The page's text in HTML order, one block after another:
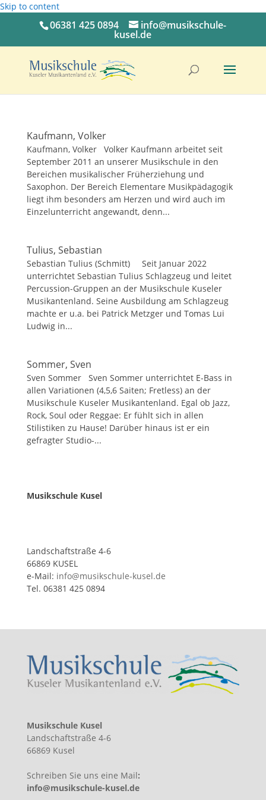
Skip to content
06381 425 0894 info@musikschule-
kusel.de
Kaufmann, Volker
Kaufmann, Volker Volker Kaufmann arbeitet seit
September 2011 an unserer Musikschule in den
Bereichen musikalischer Früherziehung und
Saxophon. Der Bereich Elementare Musikpädagogik
liegt ihm besonders am Herzen und wird auch im
Einzelunterricht angewandt, denn...
Tulius, Sebastian
Sebastian Tulius (Schmitt) Seit Januar 2022
unterrichtet Sebastian Tulius Schlagzeug und leitet
Percussion-Gruppen an der Musikschule Kuseler
Musikantenland. Seine Ausbildung am Schlagzeug
machte er u.a. bei Patrick Metzger und Tomas Lui
Ludwig in...
Sommer, Sven
Sven Sommer Sven Sommer unterrichtet E-Bass in
allen Variationen (4,5,6 Saiten; Fretless) an der
Musikschule Kuseler Musikantenland. Egal ob Jazz,
Rock, Soul oder Reggae: Er fühlt sich in allen
Stilistiken zu Hause! Darüber hinaus ist er ein
gefragter Studio-...
Musikschule Kusel
Landschaftstraße 4-6
66869 KUSEL
e-Mail: info@musikschule-kusel.de
Tel. 06381 425 0894
Musikschule Kusel
Landschaftstraße 4-6
66869 Kusel
Schreiben Sie uns eine Mail:
info@musikschule-kusel.de